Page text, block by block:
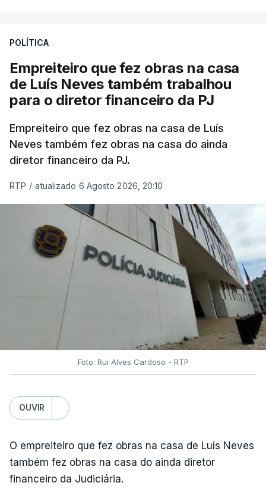
POLÍTICA
Empreiteiro que fez obras na casa
de Luís Neves também trabalhou
para o diretor financeiro da PJ
Empreiteiro que fez obras na casa de Luís
Neves também fez obras na casa do ainda
diretor financeiro da PJ.
RTP / atualizado 6 Agosto 2026, 20:10
Foto: Rui Alves Cardoso - RTP
OUVIR
O empreiteiro que fez obras na casa de Luís Neves
também fez obras na casa do ainda diretor
financeiro da Judiciária.